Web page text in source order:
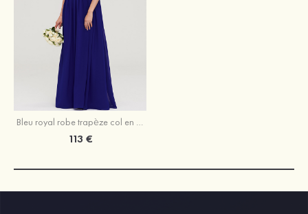
Bleu royal robe trapèze col en v mousseline longueur ras du sol robe de demoiselle d'honneur
113 €